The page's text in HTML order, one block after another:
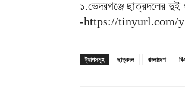
১.ভেদরগঞ্জে ছাত্রদলের
-https://tinyurl.com/
ট্যাগসমূহ ছাত্রদল বাংলাদেশ